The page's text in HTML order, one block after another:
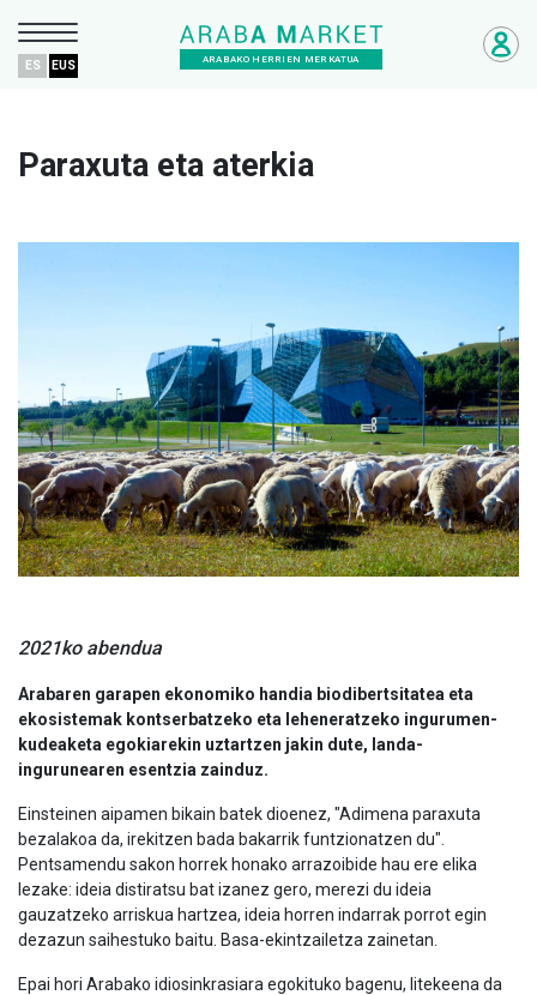
ARABAKO HERRIEN MERKATUA
ES EUS
Paraxuta eta aterkia
2021ko abendua
Arabaren garapen ekonomiko handia biodibertsitatea eta
ekosistemak kontserbatzeko eta leheneratzeko ingurumen-
kudeaketa egokiarekin uztartzen jakin dute, landa-
ingurunearen esentzia zainduz.
Einsteinen aipamen bikain batek dioenez, "Adimena paraxuta
bezalakoa da, irekitzen bada bakarrik funtzionatzen du".
Pentsamendu sakon horrek honako arrazoibide hau ere elika
lezake: ideia distiratsu bat izanez gero, merezi du ideia
gauzatzeko arriskua hartzea, ideia horren indarrak porrot egin
dezazun saihestuko baitu. Basa-ekintzailetza zainetan.
Epai hori Arabako idiosinkrasiara egokituko bagenu, litekeena da